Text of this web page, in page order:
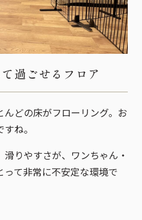
過ごせるフロア
どの床がフローリング。お
ね。
りやすさが、ワンちゃん・
て非常に不安定な環境で